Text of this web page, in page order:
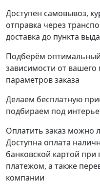
Доступен самовывоз,
отправка через
доставка до пункта
Подберём
зависимости от
параметров заказа
Делаем бесплатную
подбираем под
Оплатить заказ
Доступна оплата
банковской картой
платежом, а также
компании